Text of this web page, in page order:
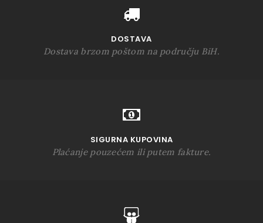
DOSTAVA
Dostava brzom poštom na području BiH.
SIGURNA KUPOVINA
Plaćanje pouzećem ili putem fakture.